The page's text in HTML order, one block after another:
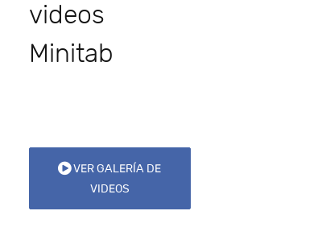
videos
Minitab
VER GALERÍA DE
VIDEOS